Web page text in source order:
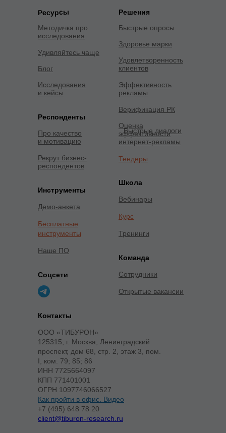
Решения
ООО «ТИБУРОН»
125315, г. Москва, Ленинградский
проспект, дом 68, стр. 2, этаж 3, пом.
I, ком. 79; 85; 86
ИНН 7725664097
КПП 771401001
ОГРН 1097746066527
Как пройти в офис. Видео
+7 (495) 648 78 20
client@tiburon-research.ru
Контакты
Быстрые опросы
Оценка
эффективности
интернет-рекламы
Быстрые диалоги
Тендеры
Верификация РК
Здоровье марки
Удовлетворенность
клиентов
Эффективность
рекламы
Ресурсы
Методичка про
исследования
Исследования
и кейсы
Блог
Удивляйтесь чаще
Школа
Респонденты
Про качество
и мотивацию
Рекрут бизнес-
респондентов
Команда
Сотрудники
Открытые вакансии
Инструменты
Демо-анкета
Бесплатные
инструменты
Наше ПО
Вебинары
Курс
Тренинги
Соцсети